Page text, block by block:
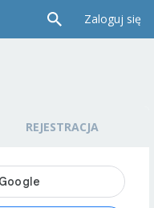
Zaloguj się
REJESTRACJA